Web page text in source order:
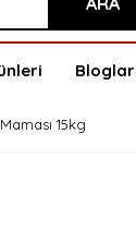
Bloglar
15kg